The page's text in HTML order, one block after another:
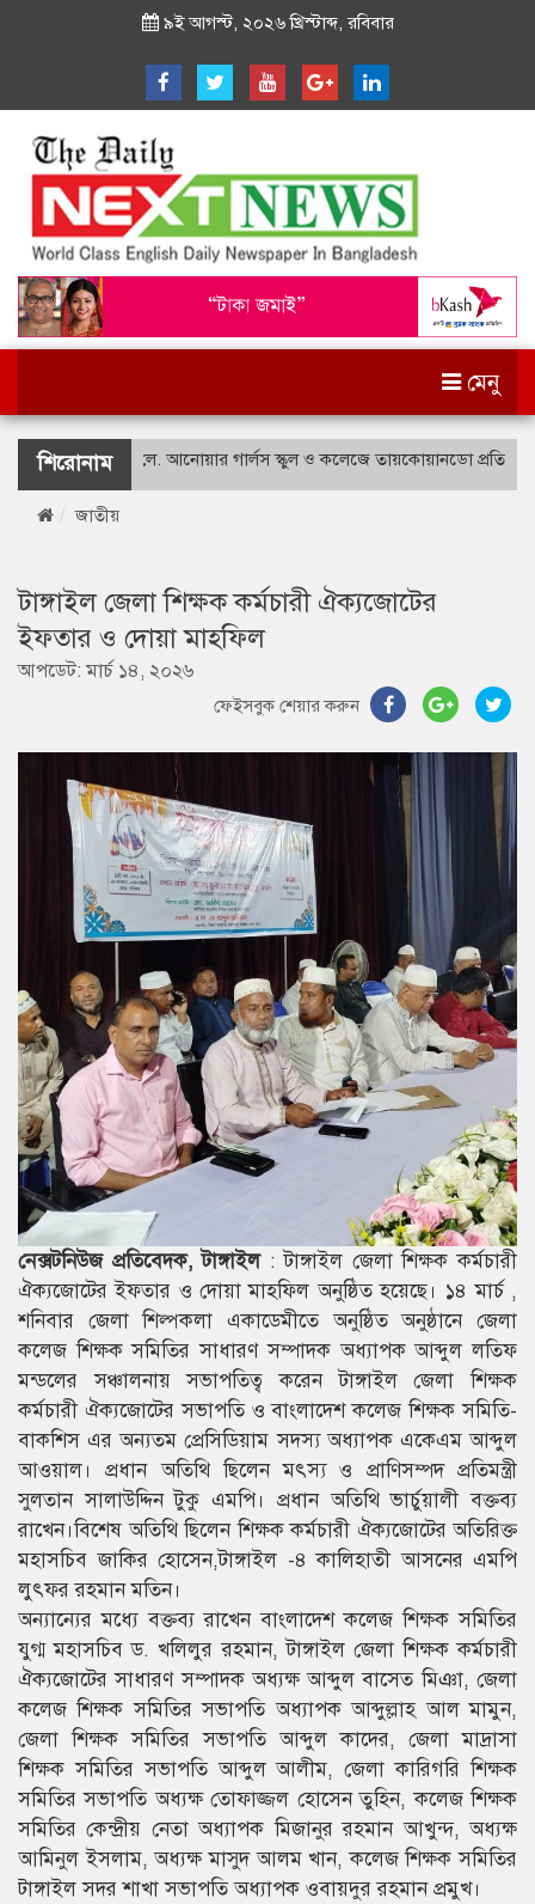
৯ই আগস্ট, ২০২৬ খ্রিস্টাব্দ, রবিবার
মেনু
শিরোনাম
শহীদ বীর উত্তম লে. আনোয়ার গার্লস স্কুল ও কলেজে তায়কোয়ানডো প্রতিযোগিতা
জাতীয়
টাঙ্গাইল জেলা শিক্ষক কর্মচারী ঐক্যজোটের
ইফতার ও দোয়া মাহফিল
আপডেট: মার্চ ১৪, ২০২৬
ফেইসবুক শেয়ার করুন
নেক্সটনিউজ প্রতিবেদক, টাঙ্গাইল: টাঙ্গাইল জেলা শিক্ষক কর্মচারী
ঐক্যজোটের ইফতার ও দোয়া মাহফিল অনুষ্ঠিত হয়েছে। ১৪ মার্চ ,
শনিবার জেলা শিল্পকলা একাডেমীতে অনুষ্ঠিত অনুষ্ঠানে জেলা
কলেজ শিক্ষক সমিতির সাধারণ সম্পাদক অধ্যাপক আব্দুল লতিফ
মন্ডলের সঞ্চালনায় সভাপতিত্ব করেন টাঙ্গাইল জেলা শিক্ষক
কর্মচারী ঐক্যজোটের সভাপতি ও বাংলাদেশ কলেজ শিক্ষক সমিতি-
বাকশিস এর অন্যতম প্রেসিডিয়াম সদস্য অধ্যাপক একেএম আব্দুল
আওয়াল। প্রধান অতিথি ছিলেন মৎস্য ও প্রাণিসম্পদ প্রতিমন্ত্রী
সুলতান সালাউদ্দিন টুকু এমপি। প্রধান অতিথি ভার্চুয়ালী বক্তব্য
রাখেন।বিশেষ অতিথি ছিলেন শিক্ষক কর্মচারী ঐক্যজোটের অতিরিক্ত
মহাসচিব জাকির হোসেন,টাঙ্গাইল -৪ কালিহাতী আসনের এমপি
লুৎফর রহমান মতিন।
অন্যান্যের মধ্যে বক্তব্য রাখেন বাংলাদেশ কলেজ শিক্ষক সমিতির
যুগ্ম মহাসচিব ড. খলিলুর রহমান, টাঙ্গাইল জেলা শিক্ষক কর্মচারী
ঐক্যজোটের সাধারণ সম্পাদক অধ্যক্ষ আব্দুল বাসেত মিঞা, জেলা
কলেজ শিক্ষক সমিতির সভাপতি অধ্যাপক আব্দুল্লাহ আল মামুন,
জেলা শিক্ষক সমিতির সভাপতি আব্দুল কাদের, জেলা মাদ্রাসা
শিক্ষক সমিতির সভাপতি আব্দুল আলীম, জেলা কারিগরি শিক্ষক
সমিতির সভাপতি অধ্যক্ষ তোফাজ্জল হোসেন তুহিন, কলেজ শিক্ষক
সমিতির কেন্দ্রীয় নেতা অধ্যাপক মিজানুর রহমান আখুন্দ, অধ্যক্ষ
আমিনুল ইসলাম, অধ্যক্ষ মাসুদ আলম খান, কলেজ শিক্ষক সমিতির
টাঙ্গাইল সদর শাখা সভাপতি অধ্যাপক ওবায়দুর রহমান প্রমুখ।